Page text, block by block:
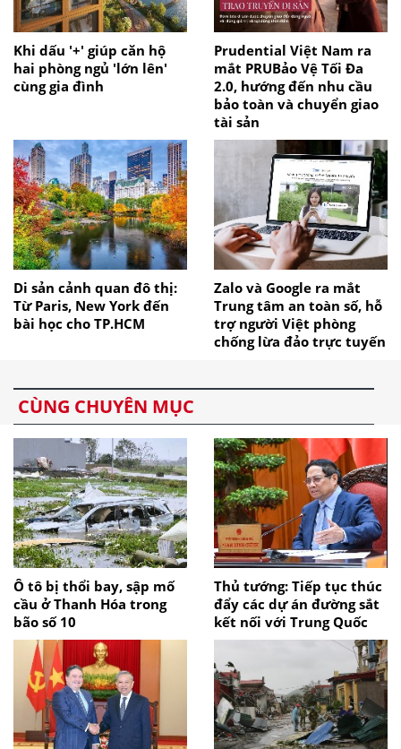
Khi dấu '+' giúp căn hộ
hai phòng ngủ 'lớn lên'
cùng gia đình
Prudential Việt Nam ra
mắt PRUBảo Vệ Tối Đa
2.0, hướng đến nhu cầu
bảo toàn và chuyển giao
tài sản
Di sản cảnh quan đô thị:
Từ Paris, New York đến
bài học cho TP.HCM
Zalo và Google ra mắt
Trung tâm an toàn số, hỗ
trợ người Việt phòng
chống lừa đảo trực tuyến
CÙNG CHUYÊN MỤC
Ô tô bị thổi bay, sập mố
cầu ở Thanh Hóa trong
bão số 10
Thủ tướng: Tiếp tục thúc
đẩy các dự án đường sắt
kết nối với Trung Quốc